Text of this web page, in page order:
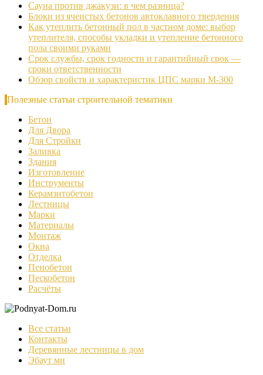
Сауна против джакузи: в чем разница?
Блоки из ячеистых бетонов автоклавного твердения
Как утеплить бетонный пол в частном доме: выбор
утеплителя, способы укладки и утепление бетонного
пола своими руками
Срок службы, срок годности и гарантийный срок —
сроки ответственности
Обзор свойств и характеристик ЦПС марки М-300
Полезные статьи строительной тематики
Бетон
Для Двора
Для Стройки
Заливка
Здания
Изготовление
Инструменты
Керамзитобетон
Лестницы
Марки
Материалы
Монтаж
Окна
Отделка
Пенобетон
Пескобетон
Расчёты
Все статьи
Контакты
Деревянные лестницы в дом
Эбаут ми